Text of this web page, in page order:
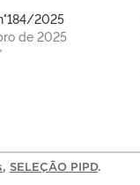
2025
de 2025
, SELEÇÃO PIPD.